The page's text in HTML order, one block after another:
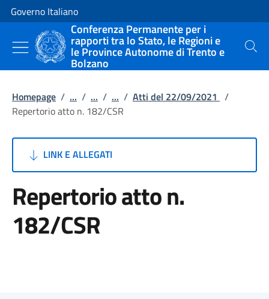
Vai al contenuto
Vai alla navigazione del sito
Governo Italiano
Conferenza Permanente per i
rapporti tra lo Stato, le Regioni e
le Province Autonome di Trento e
Bolzano
Cerca
Homepage / ... / ... / ... / Atti del 22/09/2021 /
Repertorio atto n. 182/CSR
LINK E ALLEGATI
Repertorio atto n.
182/CSR